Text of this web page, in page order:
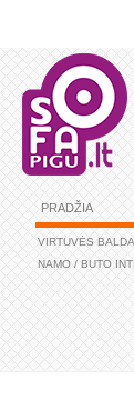
PRADŽIA
VIRTUVĖS
NAMO / BUTO